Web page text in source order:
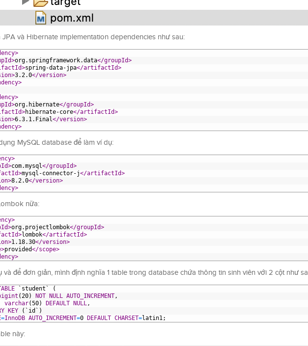
và Hibernate implementation dependencies như sau:
org.springframework.data</groupId>
spring-data-jpa</artifactId>
3.2.0</version>
org.hibernate</groupId>
hibernate-core</artifactId>
6.3.1.Final</version>
MySQL database để làm ví dụ:
com.mysql</groupId>
mysql-connector-j</artifactId>
8.2.0</version>
nữa:
org.projectlombok</groupId>
lombok</artifactId>
1.18.30</version>
provided</scope>
và để đơn giản, mình định nghĩa 1 table trong database chứa thông tin sinh viên với 2 cột như
`student`
(
(20) NOT NULL AUTO_INCREMENT,
varchar(50) DEFAULT NULL,
KEY
(`id`)
=InnoDB AUTO_INCREMENT=0 DEFAULT CHARSET=latin1;
này: